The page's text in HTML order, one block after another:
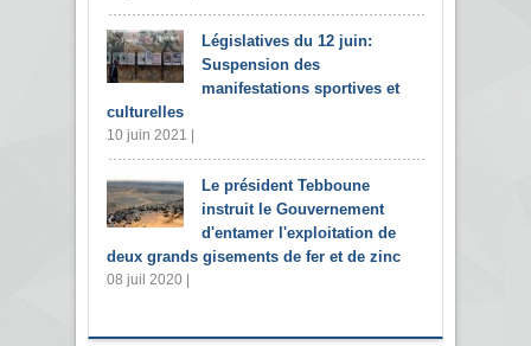
Législatives du 12 juin:
Suspension des
manifestations sportives et
culturelles
10 juin 2021 |
Le président Tebboune
instruit le Gouvernement
d'entamer l'exploitation de
deux grands gisements de fer et de zinc
08 juil 2020 |